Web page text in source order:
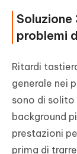
Soluzione
problemi
Ritardi
generale nei
sono di solito
background
prestazioni
prima di